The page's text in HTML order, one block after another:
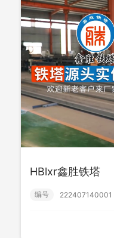
HBlxr茂亨紧固件
编号 282408140000
HBlxr鑫胜铁塔
编号 222407140001